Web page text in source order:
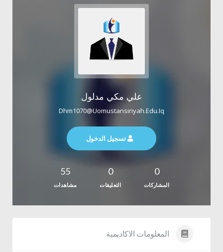
علي مكي مدلول
Dhm1070@uomustansiriyah.edu.iq
تسجيل الدخول
0
المشاركات
0
التعليقات
55
مشاهدات
المعلومات الاكاديمية